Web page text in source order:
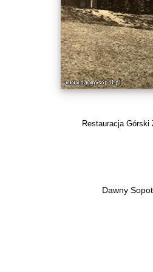
Restauracja
Dawny